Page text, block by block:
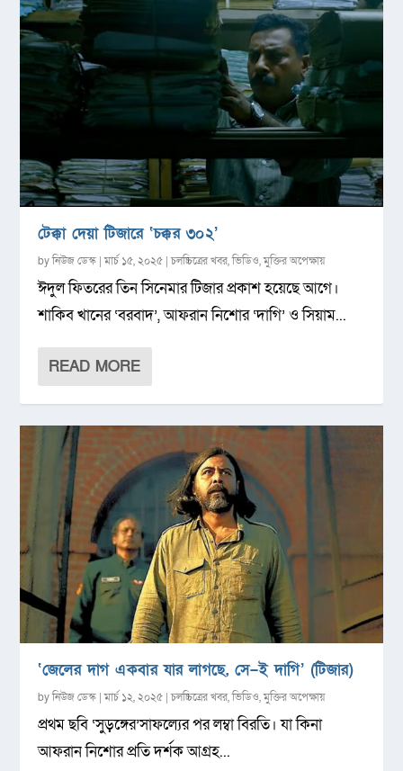
টেক্কা দেয়া টিজারে ‘চক্কর ৩০২’
byনিউজ ডেস্ক |মার্চ ১৫, ২০২৫ |চলচ্চিত্রের খবর,ভিডিও,মুক্তির অপেক্ষায়
ঈদুল ফিতরের তিন সিনেমার টিজার প্রকাশ হয়েছে আগে।
শাকিব খানের ‘বরবাদ’, আফরান নিশোর ‘দাগি’ ও সিয়াম...
READ MORE
‘জেলের দাগ একবার যার লাগছে, সে–ই দাগি’ (টিজার)
byনিউজ ডেস্ক |মার্চ ১২, ২০২৫ |চলচ্চিত্রের খবর,ভিডিও,মুক্তির অপেক্ষায়
প্রথম ছবি ‘সুড়ঙ্গের’সাফল্যের পর লম্বা বিরতি। যা কিনা
আফরান নিশোর প্রতি দর্শক আগ্রহ...